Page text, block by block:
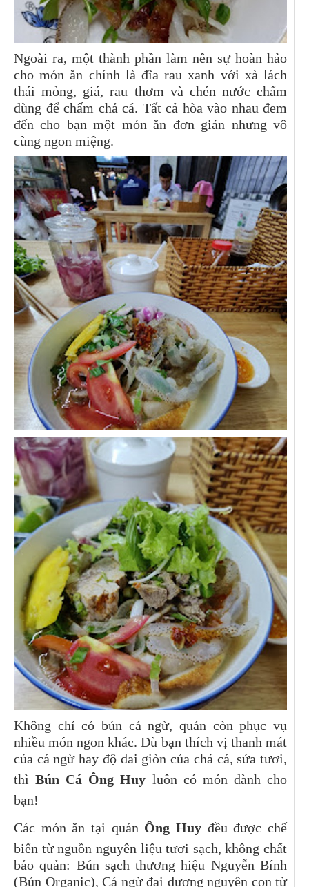
Ngoài ra, một thành phần làm nên sự hoàn hảo
cho món ăn chính là đĩa rau xanh với xà lách
thái mỏng, giá, rau thơm và chén nước chấm
dùng để chấm chả cá. Tất cả hòa vào nhau đem
đến cho bạn một món ăn đơn giản nhưng vô
cùng ngon miệng.
Không chỉ có bún cá ngừ, quán còn phục vụ
nhiều món ngon khác. Dù bạn thích vị thanh mát
của cá ngừ hay độ dai giòn của chả cá, sứa tươi,
thìBún Cá Ông Huy luôn có món dành cho
bạn!
Các món ăn tại quán Ông Huy đều được chế
biến từ nguồn nguyên liệu tươi sạch, không chất
bảo quản: Bún sạch thương hiệu Nguyễn Bính
(Bún Organic), Cá ngừ đại dương nguyên con từ